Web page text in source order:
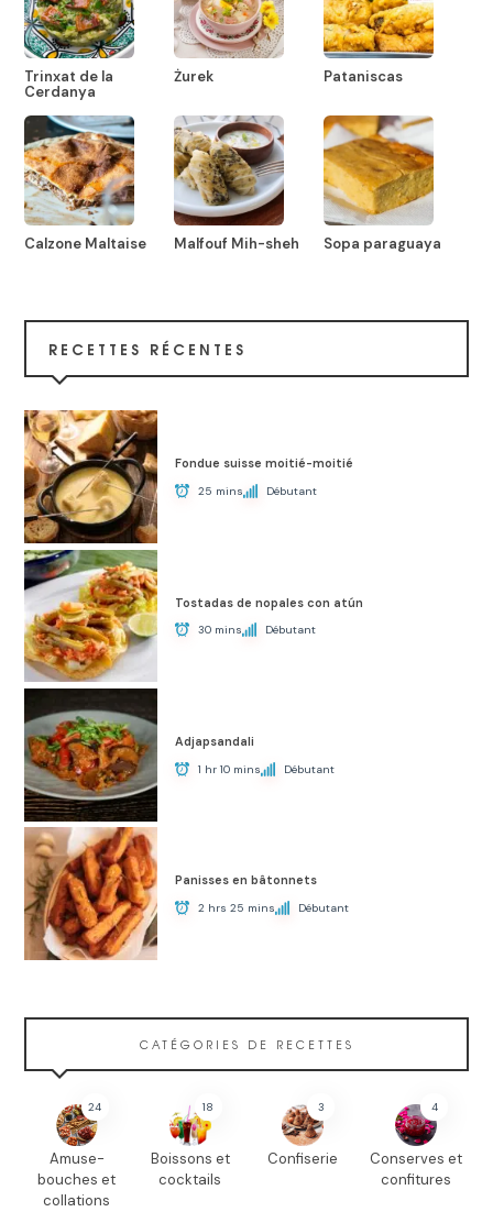
Trinxat de la
Cerdanya
Żurek Pataniscas
Calzone Maltaise Malfouf Mih-sheh Sopa paraguaya
RECETTES RÉCENTES
Fondue suisse moitié-moitié
25 mins Débutant
Tostadas de nopales con atún
30 mins Débutant
Adjapsandali
1 hr 10 mins Débutant
Panisses en bâtonnets
2 hrs 25 mins Débutant
CATÉGORIES DE RECETTES
24
Amuse-
bouches et
collations
18
Boissons et
cocktails
3
Confiserie
4
Conserves et
confitures